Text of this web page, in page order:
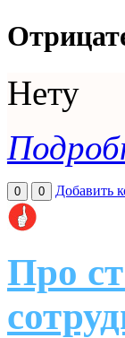
Нету
0 0 Добавить
Про